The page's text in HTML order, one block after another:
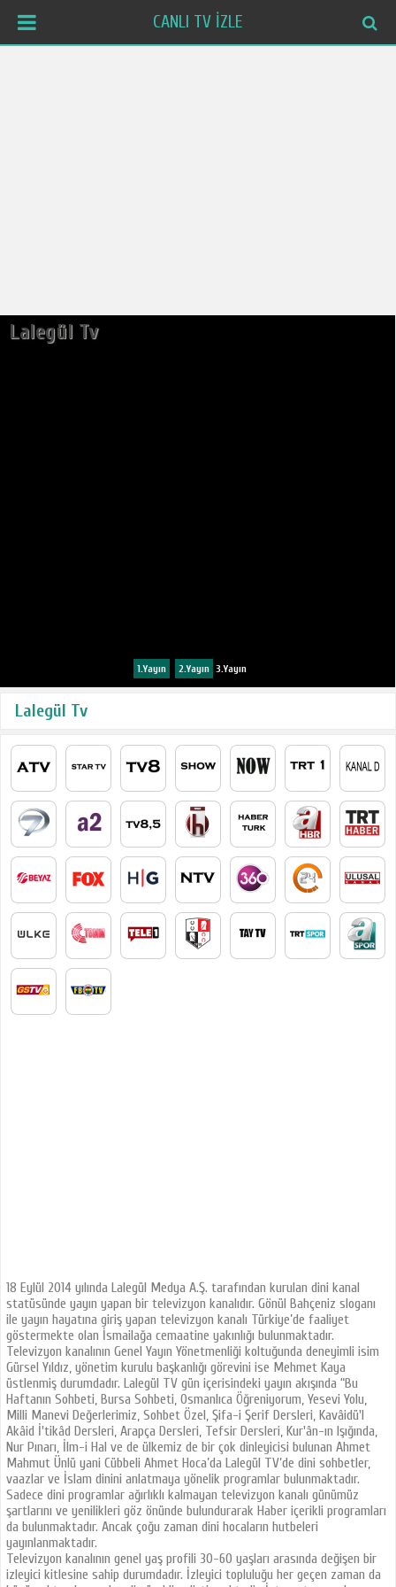
CANLI TV İZLE
Lalegül Tv
1.Yayın 2.Yayın 3.Yayın
Lalegül Tv
18 Eylül 2014 yılında Lalegül Medya A.Ş. tarafından kurulan dini kanal
statüsünde yayın yapan bir televizyon kanalıdır. Gönül Bahçeniz sloganı
ile yayın hayatına giriş yapan televizyon kanalı Türkiye’de faaliyet
göstermekte olan İsmailağa cemaatine yakınlığı bulunmaktadır.
Televizyon kanalının Genel Yayın Yönetmenliği koltuğunda deneyimli isim
Gürsel Yıldız, yönetim kurulu başkanlığı görevini ise Mehmet Kaya
üstlenmiş durumdadır. Lalegül TV gün içerisindeki yayın akışında “Bu
Haftanın Sohbeti, Bursa Sohbeti, Osmanlıca Öğreniyorum, Yesevi Yolu,
Milli Manevi Değerlerimiz, Sohbet Özel, Şifa-i Şerif Dersleri, Kavâidü'l
Akâid İ'tikâd Dersleri, Arapça Dersleri, Tefsir Dersleri, Kur'ân-ın Işığında,
Nur Pınarı, İlm-i Hal ve de ülkemiz de bir çok dinleyicisi bulunan Ahmet
Mahmut Ünlü yani Cübbeli Ahmet Hoca’da Lalegül TV’de dini sohbetler,
vaazlar ve İslam dinini anlatmaya yönelik programlar bulunmaktadır.
Sadece dini programlar ağırlıklı kalmayan televizyon kanalı günümüz
şartlarını ve yenilikleri göz önünde bulundurarak Haber içerikli programları
da bulunmaktadır. Ancak çoğu zaman dini hocaların hutbeleri
yayınlanmaktadır.
Televizyon kanalının genel yaş profili 30-60 yaşları arasında değişen bir
izleyici kitlesine sahip durumdadır. İzleyici topluluğu her geçen zaman da